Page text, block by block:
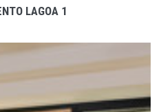
LAGOA 1